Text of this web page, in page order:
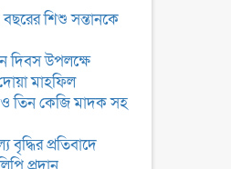
পেশার অস্তিত্ব
গণমাধ্যম
করুন
আসনের এমপি
উদ্দিনকে নিয়ে
হোসাইনের
শিশু সন্তানকে
দিবস উপলক্ষে
মাহফিল
তিন কেজি মাদক সহ
বৃদ্ধির প্রতিবাদে